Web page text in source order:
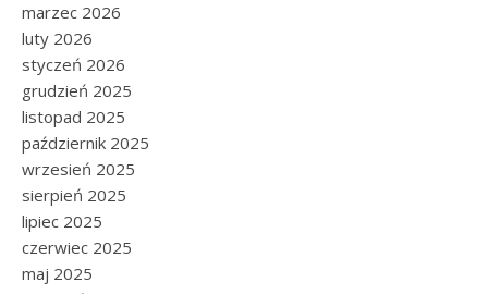
marzec 2026
luty 2026
styczeń 2026
grudzień 2025
listopad 2025
październik 2025
wrzesień 2025
sierpień 2025
lipiec 2025
czerwiec 2025
maj 2025